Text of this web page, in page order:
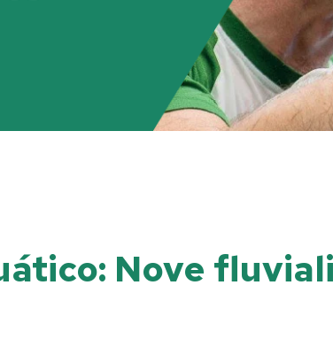
Nove